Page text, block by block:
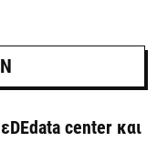
center και